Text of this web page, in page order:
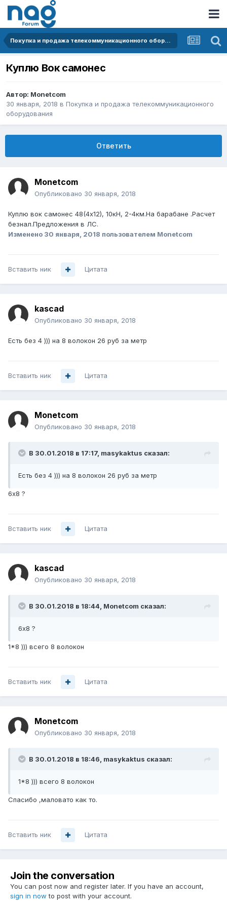
Покупка и продажа телекоммуникационного оборудования
Куплю Вок самонес
Автор: Monetcom
30 января, 2018 в Покупка и продажа телекоммуникационного
оборудования
Ответить
Monetcom
Опубликовано 30 января, 2018
Куплю вок самонес 48(4х12), 10кН, 2-4км.На барабане .Расчет
безнал.Предложения в ЛС.
Изменено 30 января, 2018 пользователем Monetcom
Вставить ник Цитата
kascad
Опубликовано 30 января, 2018
Есть без 4 ))) на 8 волокон 26 руб за метр
Вставить ник Цитата
Monetcom
Опубликовано 30 января, 2018
В 30.01.2018 в 17:17, masykaktus сказал:
Есть без 4 ))) на 8 волокон 26 руб за метр
6х8 ?
Вставить ник Цитата
kascad
Опубликовано 30 января, 2018
В 30.01.2018 в 18:44, Monetcom сказал:
6х8 ?
1*8 ))) всего 8 волокон
Вставить ник Цитата
Monetcom
Опубликовано 30 января, 2018
В 30.01.2018 в 18:46, masykaktus сказал:
1*8 ))) всего 8 волокон
Спасибо ,маловато как то.
Вставить ник Цитата
Join the conversation
You can post now and register later. If you have an account,
sign in now to post with your account.